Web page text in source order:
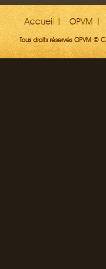
Accueil OPVM
Tous droits réservés OPVM ©